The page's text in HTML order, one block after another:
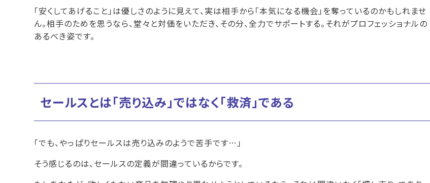
「安くしてあげること」は優しさのように見えて、実は相手から「本気になる機会」を奪っているのかもしれませ
ん。相手のためを思うなら、堂々と対価をいただき、その分、全力でサポートする。それがプロフェッショナルの
あるべき姿です。
セールスとは「売り込み」ではなく「救済」である
「でも、やっぱりセールスは売り込みのようで苦手です…」
そう感じるのは、セールスの定義が間違っているからです。